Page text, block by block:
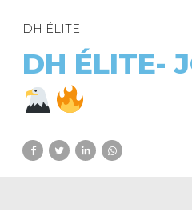
DH ÉLITE
DH ÉLITE-